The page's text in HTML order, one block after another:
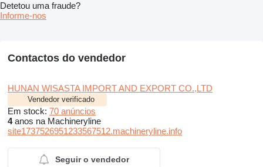
Detetou uma fraude?
Informe-nos
Contactos do vendedor
HUNAN WISASTA IMPORT AND EXPORT CO.,LTD
Vendedor verificado
Em stock: 70 anúncios
4anos na Machineryline
site1737526951233567512.machineryline.info
Seguir o vendedor